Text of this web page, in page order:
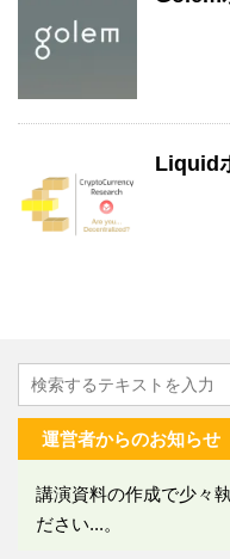
Liquid
運営者からのお知らせ
講演資料の作成で少々
ださい...。